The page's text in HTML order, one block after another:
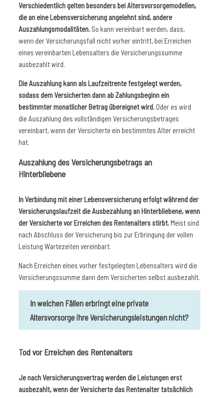
Verschiedentlich gelten besonders bei Altersvorsorgemodellen,
die an eine Lebensversicherung angelehnt sind, andere
Auszahlungsmodalitäten. So kann vereinbart werden, dass,
wenn der Versicherungsfall nicht vorher eintritt, bei Erreichen
eines vereinbarten Lebensalters die Versicherungssumme
ausbezahlt wird.
Die Auszahlung kann als Laufzeitrente festgelegt werden,
sodass dem Versicherten dann ab Zahlungsbeginn ein
bestimmter monatlicher Betrag übereignet wird.Oder es wird
die Auszahlung des vollständigen Versicherungsbetrages
vereinbart, wenn der Versicherte ein bestimmtes Alter erreicht
hat.
Auszahlung des Versicherungsbetrags an
Hinterbliebene
In Verbindung mit einer Lebensversicherung erfolgt während der
Versicherungslaufzeit die Ausbezahlung an Hinterbliebene, wenn
der Versicherte vor Erreichen des Rentenalters stirbt.Meist sind
nach Abschluss der Versicherung bis zur Erbringung der vollen
Leistung Wartezeiten vereinbart.
Nach Erreichen eines vorher festgelegten Lebensalters wird die
Versicherungssumme dann dem Versicherten selbst ausbezahlt.
In welchen Fällen erbringt eine private
Altersvorsorge ihre Versicherungsleistungen nicht?
Tod vor Erreichen des Rentenalters
Je nach Versicherungsvertrag werden die Leistungen erst
ausbezahlt, wenn der Versicherte das Rentenalter tatsächlich